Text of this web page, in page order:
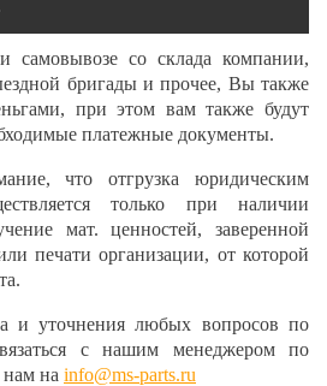
самовывозе со склада компании,
бригады и прочее, Вы также
при этом вам также будут
платежные документы.
что отгрузка юридическим
только при наличии
мат. ценностей, заверенной
печати организации, от которой
и уточнения любых вопросов по
с нашим менеджером по
нам на info@ms-parts.ru